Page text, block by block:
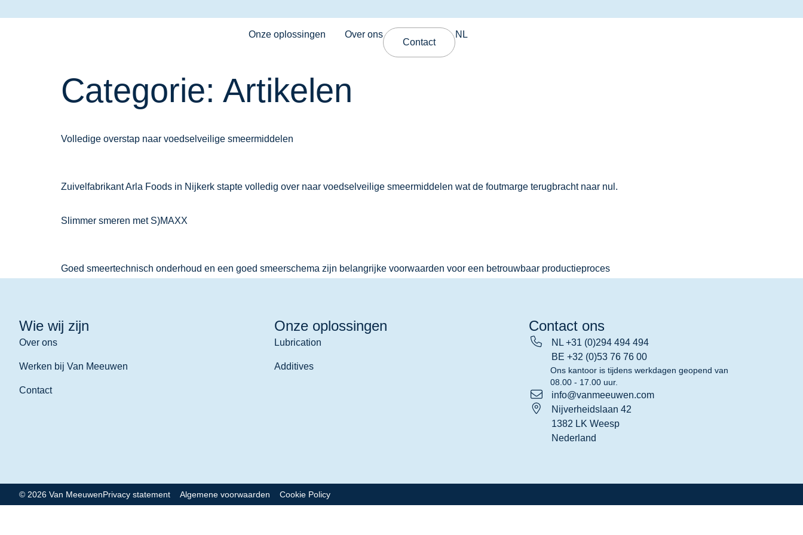
Onze oplossingen Over ons
Contact
NL
Categorie: Artikelen
Volledige overstap naar voedselveilige smeermiddelen
Zuivelfabrikant Arla Foods in Nijkerk stapte volledig over naar voedselveilige smeermiddelen wat de foutmarge terugbracht naar nul.
Slimmer smeren met S)MAXX
Goed smeertechnisch onderhoud en een goed smeerschema zijn belangrijke voorwaarden voor een betrouwbaar productieproces
Wie wij zijn
Over ons
Werken bij Van Meeuwen
Contact
Onze oplossingen
Lubrication
Additives
Contact ons
NL +31 (0)294 494 494
BE +32 (0)53 76 76 00
Ons kantoor is tijdens werkdagen geopend van
08.00 - 17.00 uur.
info@vanmeeuwen.com
Nijverheidslaan 42
1382 LK Weesp
Nederland
© 2026 Van MeeuwenPrivacy statement Algemene voorwaarden Cookie Policy